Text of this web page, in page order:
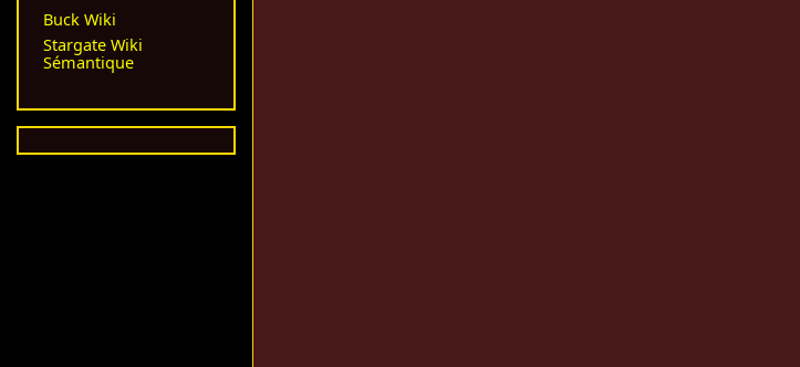
Buck Wiki
Stargate Wiki
Sémantique